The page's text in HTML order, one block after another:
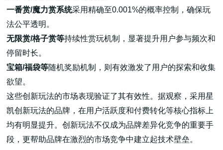
一番赏/魔力赏系统采用精确至0.001%的概率控制，确保玩
法公平透明。
无限赏/格子赏等持续性赏玩机制，显著提升用户参与频次和
停留时长。
宝箱/福袋等随机奖励机制，则有效激发了用户的探索和收集
欲望。
这些创新玩法的市场表现验证了其有效性。据观察，采用星
凯创新玩法的品牌，在用户活跃度和付费转化等核心指标上
均有明显提升。创新玩法不仅成为品牌差异化竞争的重要手
段，更帮助品牌在激烈的市场竞争中建立起技术壁垒。